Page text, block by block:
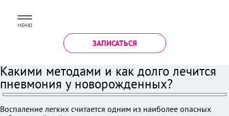
МЕНЮ
ЗАПИСАТЬСЯ
Какими методами и как долго лечится
пневмония у новорожденных?
Воспаление легких считается одним из наиболее опасных